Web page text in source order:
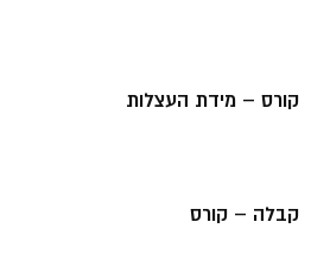
קורס – מידת העצלות
קבלה – קורס